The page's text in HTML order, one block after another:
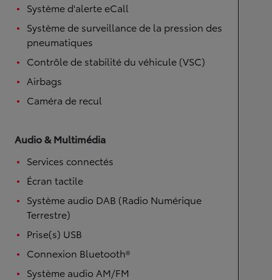
Système d'alerte eCall
Système de surveillance de la pression des
pneumatiques
Contrôle de stabilité du véhicule (VSC)
Airbags
Caméra de recul
Audio & Multimédia
Services connectés
Écran tactile
Système audio DAB (Radio Numérique
Terrestre)
Prise(s) USB
Connexion Bluetooth®
Système audio AM/FM